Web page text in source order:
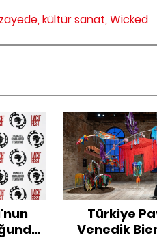
kültür sanat,Wicked
Türkiye
Venedik